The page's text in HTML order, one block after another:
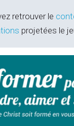
retrouver le
projetées le